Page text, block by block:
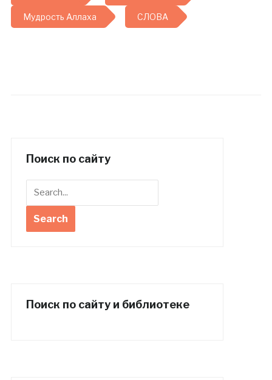
Мудрость Аллаха СЛОВА
Поиск по сайту
Поиск по сайту и библиотеке